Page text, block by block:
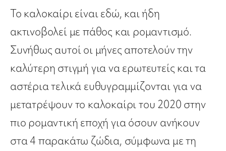
Το καλοκαίρι είναι εδώ, και ήδη
ακτινοβολεί με πάθος και ρομαντισμό.
Συνήθως αυτοί οι μήνες αποτελούν την
καλύτερη στιγμή για να ερωτευτείς και τα
αστέρια τελικά ευθυγραμμίζονται για να
μετατρέψουν το καλοκαίρι του 2020 στην
πιο ρομαντική εποχή για όσουν ανήκουν
στα 4 παρακάτω ζώδια, σύμφωνα με τη